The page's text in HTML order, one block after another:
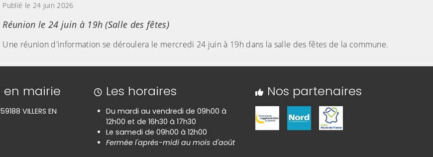
Publié le 24 juin 2026
Réunion le 24 juin à 19h (Salle des fêtes)
Une réunion d'information se déroulera le mercredi 24 juin à 19h dans la salle des fêtes de la commune.
en mairie
VILLERS EN
Les horaires
Du mardi au vendredi de 09h00 à
12h00 et de 16h30 à 17h30
Le samedi de 09h00 à 12h00
Fermée l'aprés-midi au mois d'août
Nos partenaires